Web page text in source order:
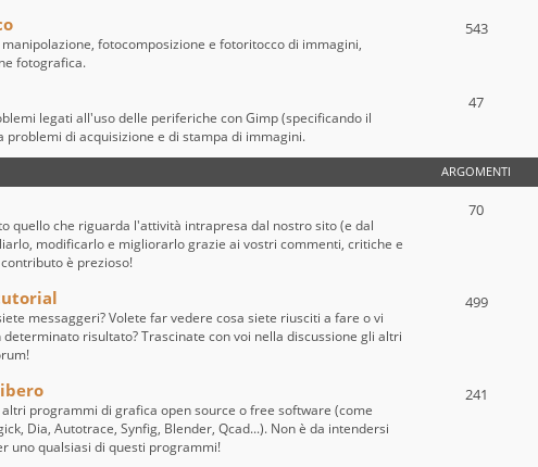
fotocomposizione e fotoritocco di immagini,
fotografica.
543
legati all'uso delle periferiche con Gimp (specificando il
problemi di acquisizione e di stampa di immagini.
47
ARGOMENTI
quello che riguarda l'attività intrapresa dal nostro sito (e dal
modificarlo e migliorarlo grazie ai vostri commenti, critiche e
è prezioso!
70
messaggeri? Volete far vedere cosa siete riusciti a fare o vi
risultato? Trascinate con voi nella discussione gli altri
499
programmi di grafica open source o free software (come
Dia, Autotrace, Synfig, Blender, Qcad...). Non è da intendersi
uno qualsiasi di questi programmi!
241